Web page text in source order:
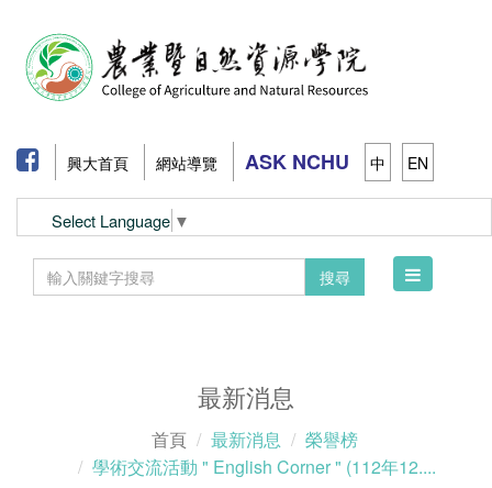
興大首頁 網站導覽 ASK NCHU 中 EN
Select Language ▼
搜尋
Toggle
最新消息
首頁 最新消息
榮譽榜
學術交流活動 " English Corner " (112年12....